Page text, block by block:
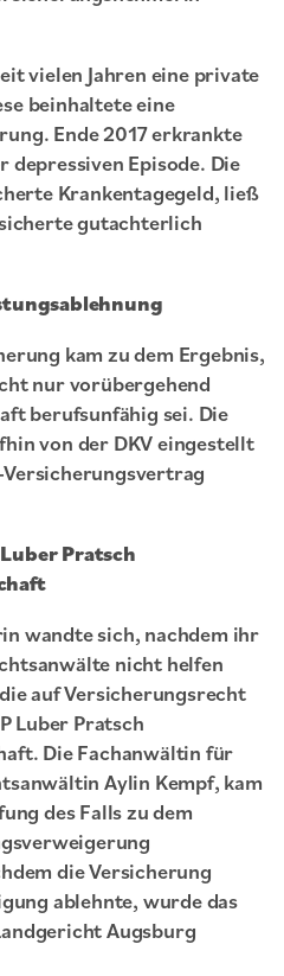
vielen Jahren eine private
beinhaltete eine
Ende 2017 erkrankte
depressiven Episode. Die
Krankentagegeld, ließ
gutachterlich
kam zu dem Ergebnis,
nur vorübergehend
berufsunfähig sei. Die
von der DKV eingestellt
Pratsch
wandte sich, nachdem ihr
nicht helfen
auf Versicherungsrecht
Luber Pratsch
Die Fachanwältin für
Aylin Kempf, kam
des Falls zu dem
die Versicherung
ablehnte, wurde das
Augsburg